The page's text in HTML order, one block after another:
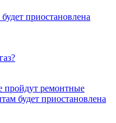
приостановлена
пройдут ремонтные
будет приостановлена